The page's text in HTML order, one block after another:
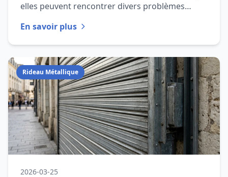
elles peuvent rencontrer divers problèmes
En savoir plus
Rideau Métallique
2026-03-25